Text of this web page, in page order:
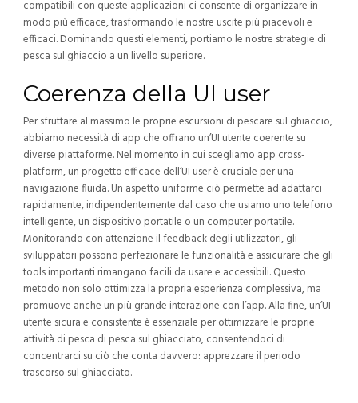
compatibili con queste applicazioni ci consente di organizzare in
modo più efficace, trasformando le nostre uscite più piacevoli e
efficaci. Dominando questi elementi, portiamo le nostre strategie di
pesca sul ghiaccio a un livello superiore.
Coerenza della UI user
Per sfruttare al massimo le proprie escursioni di pescare sul ghiaccio,
abbiamo necessità di app che offrano un’UI utente coerente su
diverse piattaforme. Nel momento in cui scegliamo app cross-
platform, un progetto efficace dell’UI user è cruciale per una
navigazione fluida. Un aspetto uniforme ciò permette ad adattarci
rapidamente, indipendentemente dal caso che usiamo uno telefono
intelligente, un dispositivo portatile o un computer portatile.
Monitorando con attenzione il feedback degli utilizzatori, gli
sviluppatori possono perfezionare le funzionalità e assicurare che gli
tools importanti rimangano facili da usare e accessibili. Questo
metodo non solo ottimizza la propria esperienza complessiva, ma
promuove anche un più grande interazione con l’app. Alla fine, un’UI
utente sicura e consistente è essenziale per ottimizzare le proprie
attività di pesca di pesca sul ghiacciato, consentendoci di
concentrarci su ciò che conta davvero: apprezzare il periodo
trascorso sul ghiacciato.